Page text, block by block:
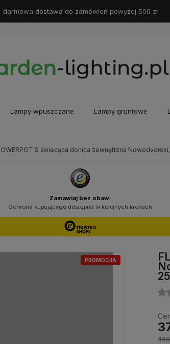
darmowa dostawa do zamówień powyżej 500 zł
Lampy wpuszczane Lampy gruntowe
S świecąca donica zewnętrzna Nowodvorski,
PROMOCJA